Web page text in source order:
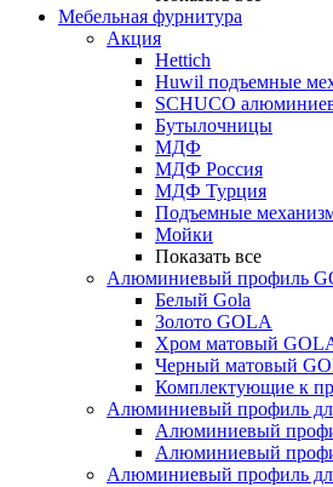
Мебельная фурнитура
Акция
Hettich
Huwil подъемные
SCHUCO
Бутылочницы
МДФ
МДФ Россия
МДФ Турция
Подъемные
Мойки
Показать все
Алюминиевый профиль
Белый Gola
Золото GOLA
Хром матовый
Черный матовый
Комплектующие к
Алюминиевый профиль
Алюминиевый
Алюминиевый
Алюминиевый профиль